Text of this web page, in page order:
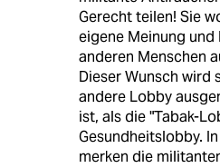
Gerecht teilen! Sie
eigene Meinung und
anderen Menschen
Dieser Wunsch wird
andere Lobby
ist, als die "Tabak-
Gesundheitslobby.
merken die